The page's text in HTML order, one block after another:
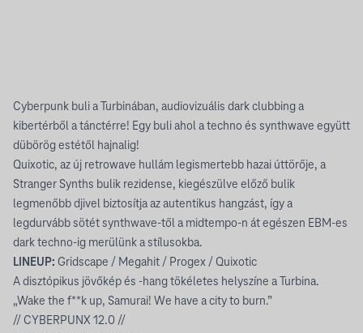
Cyberpunk buli a Turbinában, audiovizuális dark clubbing a
kibertérből a tánctérre! Egy buli ahol a techno és synthwave együtt
dübörög estétől hajnalig!
Quixotic, az új retrowave hullám legismertebb hazai úttörője, a
Stranger Synths bulik rezidense, kiegészülve előző bulik
legmenőbb djivel biztosítja az autentikus hangzást, így a
legdurvább sötét synthwave-től a midtempo-n át egészen EBM-es
dark techno-ig merülünk a stílusokba.
LINEUP: Gridscape / Megahit / Progex / Quixotic
A disztópikus jövőkép és -hang tökéletes helyszíne a Turbina.
„Wake the f**k up, Samurai! We have a city to burn.”
// CYBERPUNX 12.0 //